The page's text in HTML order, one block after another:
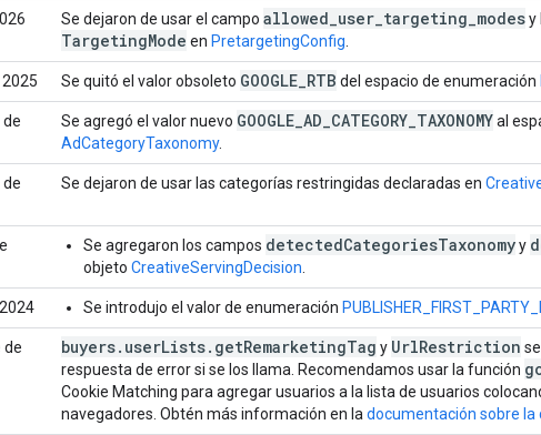
Se dejaron de usar el campo allowed user targeting modesy
TargetingMode en PretargetingConfig
Se quitó el valor obsoleto GOOGLE RTB del espacio de enumeración
Se agregó el valor nuevo GOOGLE AD CATEGORY TAXONOMYal
AdCategoryTaxonomy.
Se dejaron de usar las categorías restringidas declaradas en
Se agregaron los campos detectedCategoriesTaxonomyy
objeto CreativeServingDecision
Se introdujo el valor de enumeración
de
buyers. userLists. getRemarketingTag y UrlRestriction
respuesta de error si se los llama. Recomendamos usar la función
Cookie Matching para agregar usuarios a la lista de usuarios
navegadores. Obtén más información en la documentación sobre la